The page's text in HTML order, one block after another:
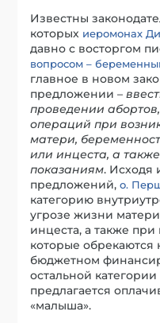
Известны
которых иеромонах
давно с восторгом
вопросом –
главное в новом
предложении –
проведении
операций при
матери,
или инцеста, а
показаниям. Исходя
предложений,о.
категорию
угрозе жизни
инцеста, а также
которые обрекаются
бюджетном
остальной
предлагается
«малыша».